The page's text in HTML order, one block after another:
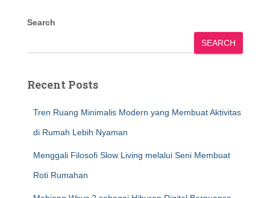
Search
SEARCH
Recent Posts
Tren Ruang Minimalis Modern yang Membuat Aktivitas
di Rumah Lebih Nyaman
Menggali Filosofi Slow Living melalui Seni Membuat
Roti Rumahan